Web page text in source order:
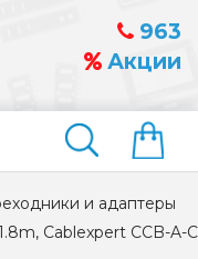
963
Акции
Найти
и адаптеры
Cablexpert CCB-A-